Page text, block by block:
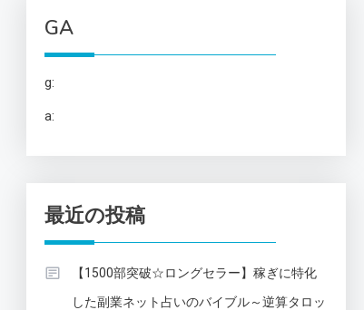
GA
g:
a:
最近の投稿
【1500部突破☆ロングセラー】稼ぎに特化
した副業ネット占いのバイブル～逆算タロッ